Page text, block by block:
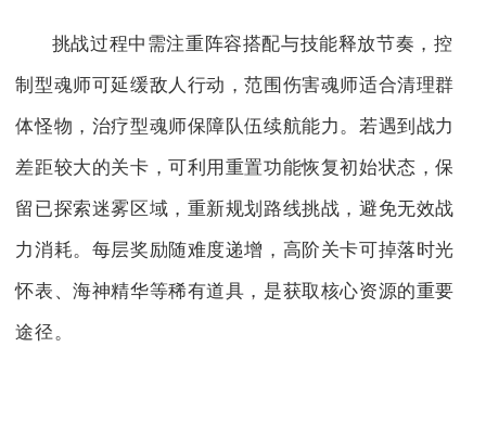
挑战过程中需注重阵容搭配与技能释放节奏，控
制型魂师可延缓敌人行动，范围伤害魂师适合清理群
体怪物，治疗型魂师保障队伍续航能力。若遇到战力
差距较大的关卡，可利用重置功能恢复初始状态，保
留已探索迷雾区域，重新规划路线挑战，避免无效战
力消耗。每层奖励随难度递增，高阶关卡可掉落时光
怀表、海神精华等稀有道具，是获取核心资源的重要
途径。